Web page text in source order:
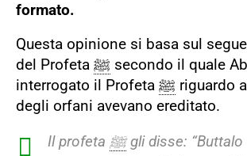
formato.
Questa opinione si basa sul
del Profeta ﷺ secondo il quale
interrogato il Profeta ﷺ riguardo
degli orfani avevano ereditato.
Il profeta ﷺgli disse: “Buttalo